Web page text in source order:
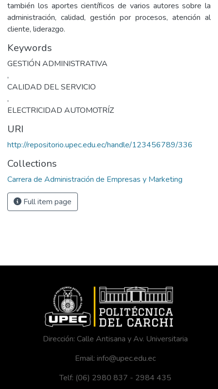
también los aportes científicos de varios autores sobre la
administración, calidad, gestión por procesos, atención al
cliente, liderazgo.
Keywords
GESTIÓN ADMINISTRATIVA
,
CALIDAD DEL SERVICIO
,
ELECTRICIDAD AUTOMOTRÍZ
URI
http://repositorio.upec.edu.ec/handle/123456789/336
Collections
Carrera de Administración de Empresas y Marketing
Full item page
Dirección: Calle Antisana y Av. Universitaria
Email: info@upec.edu.ec
Telf: (06) 2980 837 - 2984 435